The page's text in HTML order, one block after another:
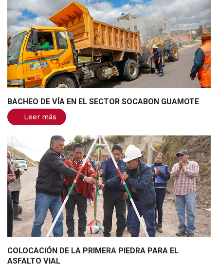
BACHEO DE VÍA EN EL SECTOR SOCABON GUAMOTE
Leer más
COLOCACIÓN DE LA PRIMERA PIEDRA PARA EL
ASFALTO VIAL